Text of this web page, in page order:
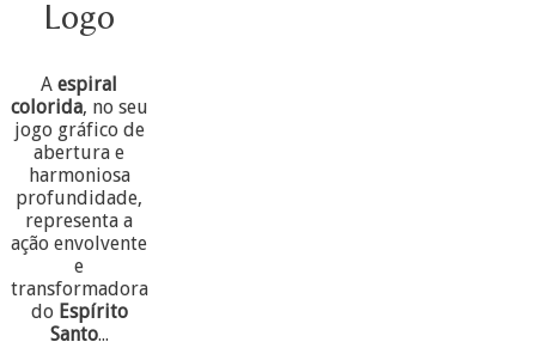
Logo
Aespiral
colorida, no seu
jogo gráfico de
abertura e
harmoniosa
profundidade,
representa a
ação envolvente
e
transformadora
do Espírito
Santo...